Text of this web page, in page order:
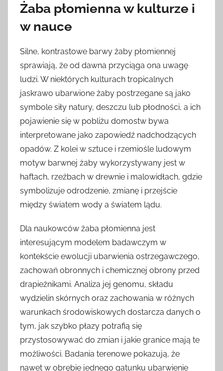
Żaba płomienna w kulturze i
w nauce
Silne, kontrastowe barwy żaby płomiennej
sprawiają, że od dawna przyciąga ona uwagę
ludzi. W niektórych kulturach tropicalnych
jaskrawo ubarwione żaby postrzegane są jako
symbole siły natury, deszczu lub płodności, a ich
pojawienie się w pobliżu domostw bywa
interpretowane jako zapowiedź nadchodzących
opadów. Z kolei w sztuce i rzemiośle ludowym
motyw barwnej żaby wykorzystywany jest w
haftach, rzeźbach w drewnie i malowidłach, gdzie
symbolizuje odrodzenie, zmianę i przejście
między światem wody a światem lądu.
Dla naukowców żaba płomienna jest
interesującym modelem badawczym w
kontekście ewolucji ubarwienia ostrzegawczego,
zachowań obronnych i chemicznej obrony przed
drapieżnikami. Analiza jej genomu, składu
wydzielin skórnych oraz zachowania w różnych
warunkach środowiskowych dostarcza danych o
tym, jak szybko płazy potrafią się
przystosowywać do zmian i jakie granice mają te
możliwości. Badania terenowe pokazują, że
nawet w obrębie jednego gatunku ubarwienie